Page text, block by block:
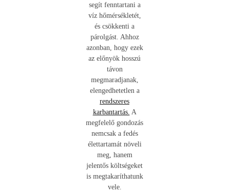
segít fenntartani a
víz hőmérsékletét,
és csökkenti a
párolgást. Ahhoz
azonban, hogy ezek
az előnyök hosszú
távon
megmaradjanak,
elengedhetetlen a
rendszeres
karbantartás. A
megfelelő gondozás
nemcsak a fedés
élettartamát növeli
meg, hanem
jelentős költségeket
is megtakaríthatunk
vele.